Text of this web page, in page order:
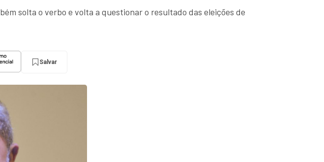
solta o verbo e volta a questionar o resultado das eleições de
Salvar